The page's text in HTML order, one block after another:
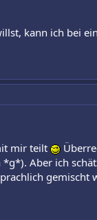
kann ich bei
mir teilt
Aber ich
gemischt